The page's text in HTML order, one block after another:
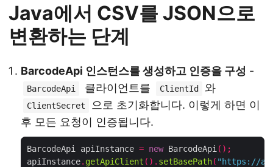
Java에서 CSV를 JSON으로
변환하는 단계
BarcodeApi 인스턴스를 생성하고 인증을 구성 -
BarcodeApi 클라이언트를 ClientId 와
ClientSecret
으로 초기화합니다. 이렇게 하면 이
후 모든 요청이 인증됩니다.
BarcodeApi apiInstance = new BarcodeApi ();
apiInstance. getApiClient (). setBasePath( "https://